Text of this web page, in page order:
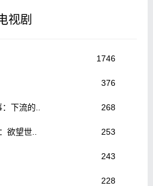
视剧
1746
376
下流的.. 268
欲望世.. 253
243
228